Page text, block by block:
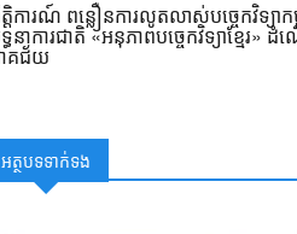
តិការណ៍ ពន្លឿនការលូតលាស់បច្ចេកវិទ្យាក
នាការជាតិ «អនុភាពបច្ចេកវិទ្យាខ្មែរ»
គជ័យ
អត្ថបទទាក់ទង